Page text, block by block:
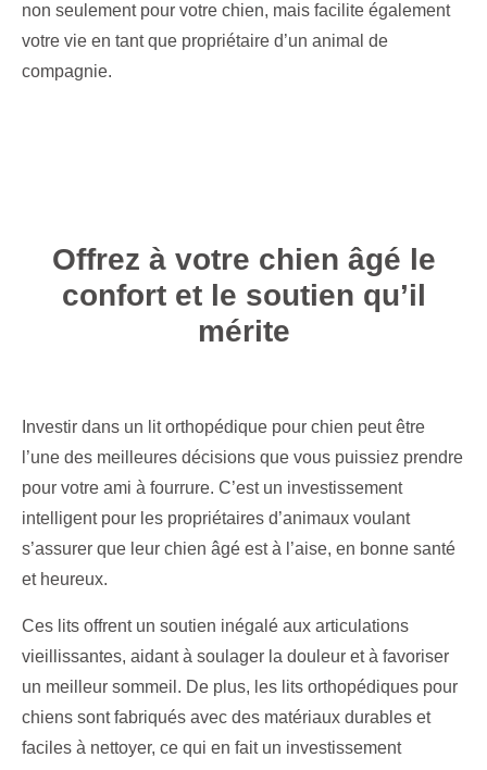
non seulement pour votre chien, mais facilite également
votre vie en tant que propriétaire d’un animal de
compagnie.
Offrez à votre chien âgé le
confort et le soutien qu’il
mérite
Investir dans un lit orthopédique pour chien peut être
l’une des meilleures décisions que vous puissiez prendre
pour votre ami à fourrure. C’est un investissement
intelligent pour les propriétaires d’animaux voulant
s’assurer que leur chien âgé est à l’aise, en bonne santé
et heureux.
Ces lits offrent un soutien inégalé aux articulations
vieillissantes, aidant à soulager la douleur et à favoriser
un meilleur sommeil. De plus, les lits orthopédiques pour
chiens sont fabriqués avec des matériaux durables et
faciles à nettoyer, ce qui en fait un investissement